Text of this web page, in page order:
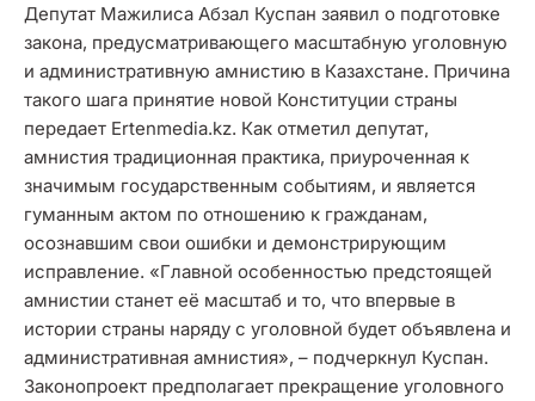
Депутат Мажилиса Абзал Куспан заявил о подготовке
закона, предусматривающего масштабную уголовную
и административную амнистию в Казахстане. Причина
такого шага принятие новой Конституции страны
передает Ertenmedia.kz. Как отметил депутат,
амнистия традиционная практика, приуроченная к
значимым государственным событиям, и является
гуманным актом по отношению к гражданам,
осознавшим свои ошибки и демонстрирующим
исправление. «Главной особенностью предстоящей
амнистии станет её масштаб и то, что впервые в
истории страны наряду с уголовной будет объявлена и
административная амнистия», – подчеркнул Куспан.
Законопроект предполагает прекращение уголовного